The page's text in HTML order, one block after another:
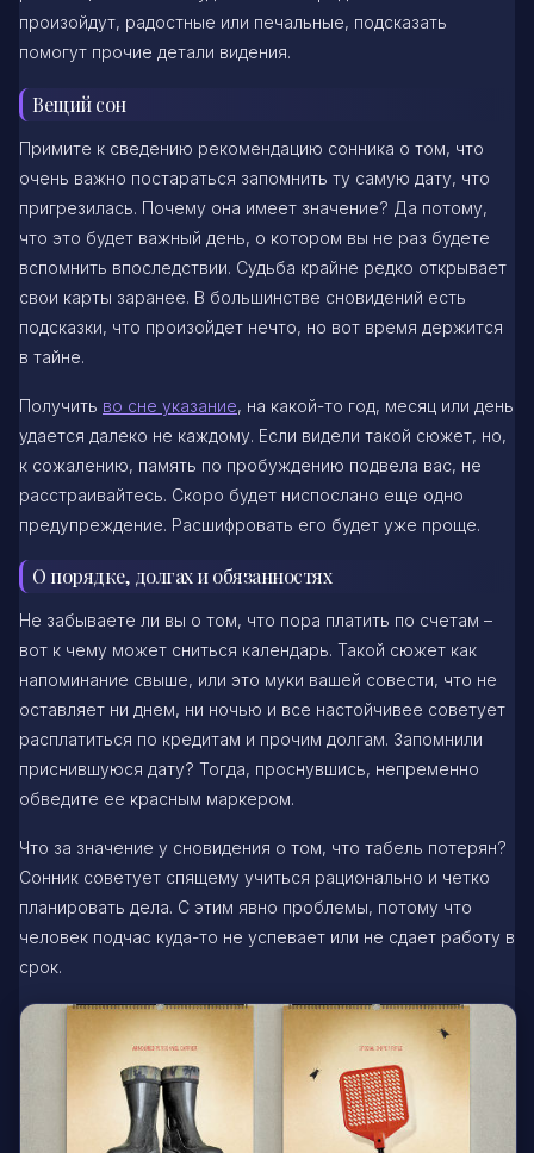
произойдут, радостные или печальные, подсказать
помогут прочие детали видения.
Вещий сон
Примите к сведению рекомендацию сонника о том, что
очень важно постараться запомнить ту самую дату, что
пригрезилась. Почему она имеет значение? Да потому,
что это будет важный день, о котором вы не раз будете
вспомнить впоследствии. Судьба крайне редко открывает
свои карты заранее. В большинстве сновидений есть
подсказки, что произойдет нечто, но вот время держится
в тайне.
Получить во сне указание, на какой-то год, месяц или день
удается далеко не каждому. Если видели такой сюжет, но,
к сожалению, память по пробуждению подвела вас, не
расстраивайтесь. Скоро будет ниспослано еще одно
предупреждение. Расшифровать его будет уже проще.
О порядке, долгах и обязанностях
Не забываете ли вы о том, что пора платить по счетам –
вот к чему может сниться календарь. Такой сюжет как
напоминание свыше, или это муки вашей совести, что не
оставляет ни днем, ни ночью и все настойчивее советует
расплатиться по кредитам и прочим долгам. Запомнили
приснившуюся дату? Тогда, проснувшись, непременно
обведите ее красным маркером.
Что за значение у сновидения о том, что табель потерян?
Сонник советует спящему учиться рационально и четко
планировать дела. С этим явно проблемы, потому что
человек подчас куда-то не успевает или не сдает работу в
срок.